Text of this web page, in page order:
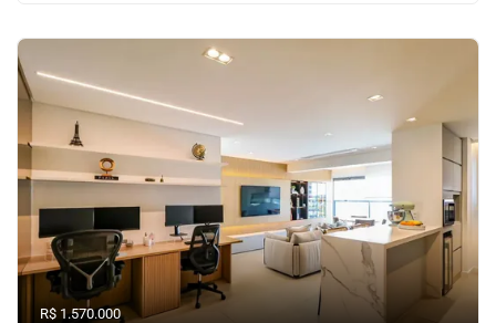
R$ 1.570.000